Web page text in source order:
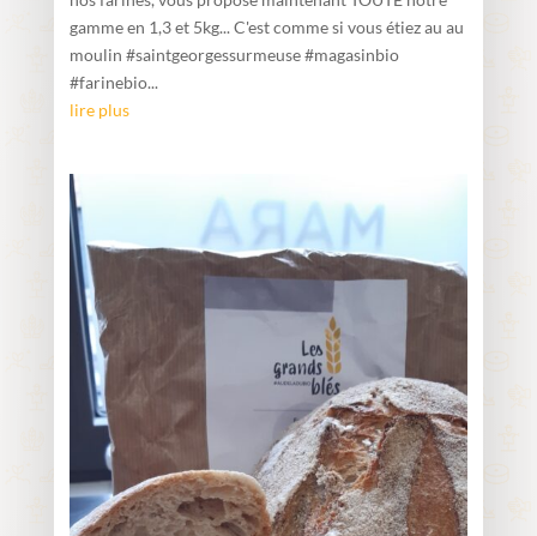
gamme en 1,3 et 5kg... C'est comme si vous étiez au au
moulin #saintgeorgessurmeuse #magasinbio
#farinebio...
lire plus